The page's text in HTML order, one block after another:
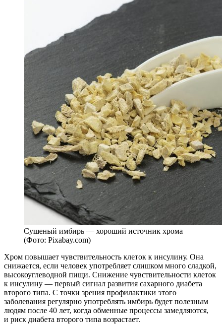
Сушеный имбирь — хороший источник хрома
(Фото: Pixabay.com)
Хром повышает чувствительность клеток к инсулину. Она
снижается, если человек употребляет слишком много сладкой,
высокоуглеводной пищи. Снижение чувствительности клеток
к инсулину — первый сигнал развития сахарного диабета
второго типа. С точки зрения профилактики этого
заболевания регулярно употреблять имбирь будет полезным
людям после 40 лет, когда обменные процессы замедляются,
и риск диабета второго типа возрастает.